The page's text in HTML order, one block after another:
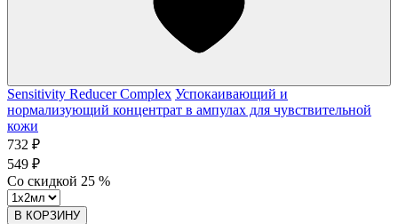
Sensitivity Reducer Complex Успокаивающий и
нормализующий концентрат в ампулах для чувствительной
кожи
732 ₽
549 ₽
Со скидкой 25 %
В КОРЗИНУ